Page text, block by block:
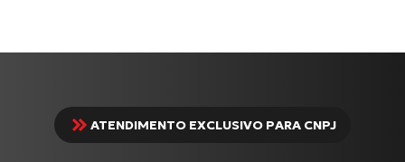
ATENDIMENTO EXCLUSIVO PARA CNPJ